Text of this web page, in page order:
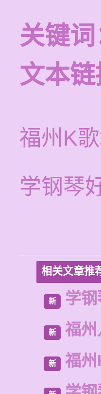
关键词
文本链
福州K
学钢琴
相关文章推
新 学
新 福
新 福